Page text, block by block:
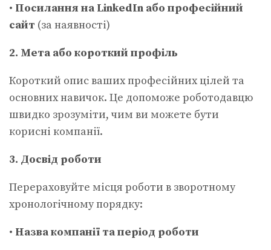
• Посилання на LinkedIn або професійний
сайт (за наявності)
2. Мета або короткий профіль
Короткий опис ваших професійних цілей та
основних навичок. Це допоможе роботодавцю
швидко зрозуміти, чим ви можете бути
корисні компанії.
3. Досвід роботи
Перераховуйте місця роботи в зворотному
хронологічному порядку:
• Назва компанії та період роботи